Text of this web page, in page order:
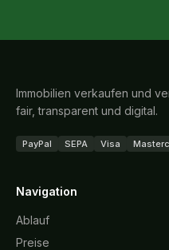
Immobilien verkaufen und
fair, transparent und digital.
PayPal SEPA Visa
Navigation
Ablauf
Preise